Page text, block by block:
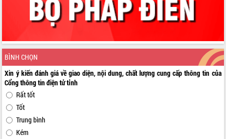
BÌNH CHỌN
Xin ý kiến đánh giá về giao diện, nội dung, chất lượng cung cấp thông tin của
Cổng thông tin điện tử tỉnh
Rất tốt
Tốt
Trung bình
Kém